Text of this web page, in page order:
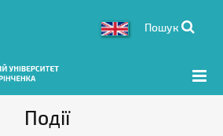
Пошук
Події